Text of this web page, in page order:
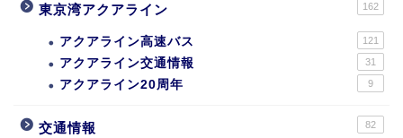
東京湾アクアライン 162
アクアライン高速バス 121
アクアライン交通情報 31
アクアライン20周年 9
交通情報 82